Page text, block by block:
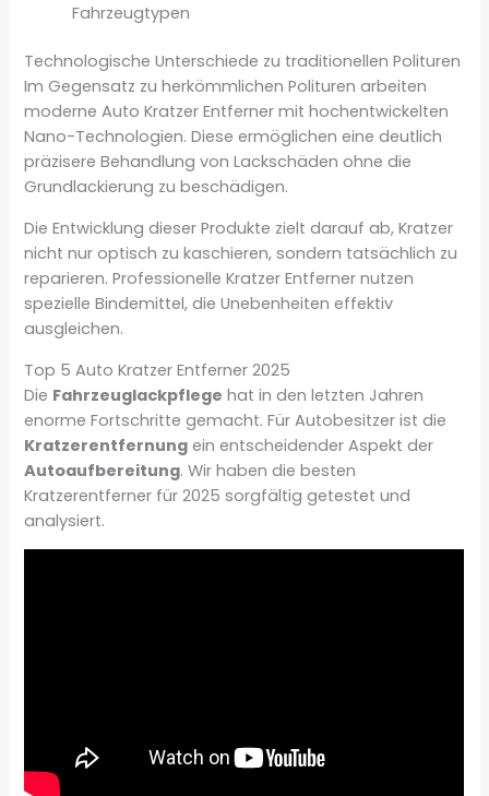
Fahrzeugtypen
Technologische Unterschiede zu traditionellen Polituren
Im Gegensatz zu herkömmlichen Polituren arbeiten
moderne Auto Kratzer Entferner mit hochentwickelten
Nano-Technologien. Diese ermöglichen eine deutlich
präzisere Behandlung von Lackschäden ohne die
Grundlackierung zu beschädigen.
Die Entwicklung dieser Produkte zielt darauf ab, Kratzer
nicht nur optisch zu kaschieren, sondern tatsächlich zu
reparieren. Professionelle Kratzer Entferner nutzen
spezielle Bindemittel, die Unebenheiten effektiv
ausgleichen.
Top 5 Auto Kratzer Entferner 2025
Die Fahrzeuglackpflege hat in den letzten Jahren
enorme Fortschritte gemacht. Für Autobesitzer ist die
Kratzerentfernung ein entscheidender Aspekt der
Autoaufbereitung. Wir haben die besten
Kratzerentferner für 2025 sorgfältig getestet und
analysiert.